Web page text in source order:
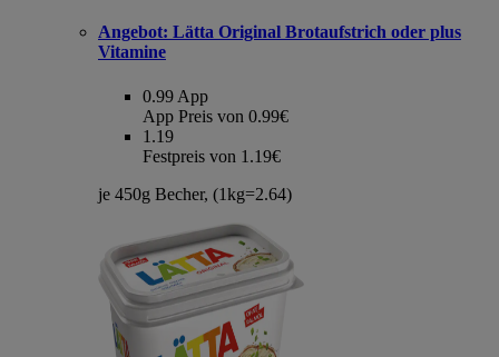
Angebot: Lätta Original Brotaufstrich oder plus
Vitamine
0.99 App
App Preis von 0.99€
1.19
Festpreis von 1.19€
je 450g Becher, (1kg=2.64)